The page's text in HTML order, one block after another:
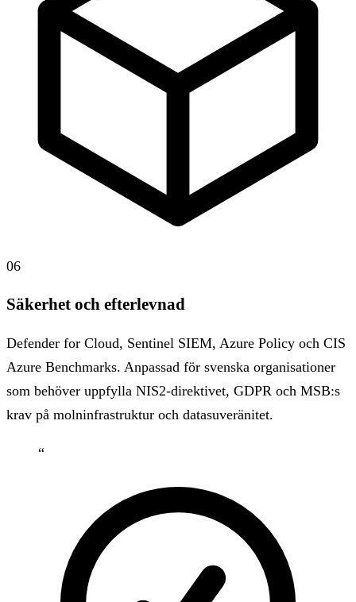
06
Säkerhet och efterlevnad
Defender for Cloud, Sentinel SIEM, Azure Policy och CIS
Azure Benchmarks. Anpassad för svenska organisationer
som behöver uppfylla NIS2-direktivet, GDPR och MSB:s
krav på molninfrastruktur och datasuveränitet.
“